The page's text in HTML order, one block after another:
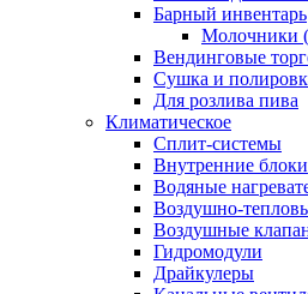
Барный инвентарь
Молочники
Вендинговые
Сушка и
Для розлива пива
Климатическое
Сплит-системы
Внутренние блоки
Водяные
Воздушно-
Воздушные
Гидромодули
Драйкулеры